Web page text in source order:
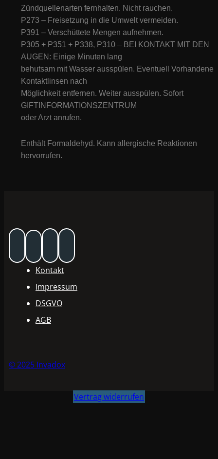
Zündquellenarten fernhalten. Nicht rauchen.
P273 – Freisetzung in die Umwelt vermeiden.
P391 – Verschüttete Mengen aufnehmen.
P305 + P351 + P338, P310 – BEI KONTAKT MIT DEN
AUGEN: Einige Minuten lang
behutsam mit Wasser ausspülen. Eventuell Vorhandene
Kontaktlinsen nach
Möglichkeit entfernen. Weiter ausspülen. Sofort
GIFTINFORMATIONSZENTRUM
oder Arzt anrufen.
Enthält Formaldehyd. Kann allergische Reaktionen
hervorrufen.
Kontakt
Impressum
DSGVO
AGB
© 2025 Invadox
Vertrag widerrufen